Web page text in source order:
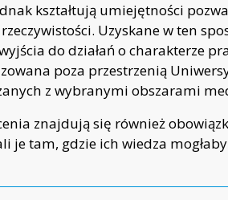
kształtują umiejętności
Uzyskane w ten
do działań o charakterze
poza przestrzenią
z wybranymi obszarami
znajdują się również
je tam, gdzie ich wiedza